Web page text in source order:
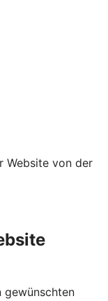
Website von der
gewünschten